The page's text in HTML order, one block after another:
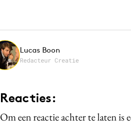
Lucas Boon
Redacteur Creatie
Reacties:
Om een reactie achter te laten is